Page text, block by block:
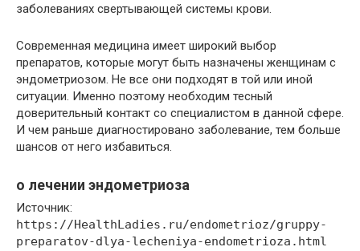
заболеваниях свертывающей системы крови.
Современная медицина имеет широкий выбор
препаратов, которые могут быть назначены женщинам с
эндометриозом. Не все они подходят в той или иной
ситуации. Именно поэтому необходим тесный
доверительный контакт со специалистом в данной сфере.
И чем раньше диагностировано заболевание, тем больше
шансов от него избавиться.
о лечении эндометриоза
Источник:
https://HealthLadies.ru/endometrioz/gruppy-
preparatov-dlya-lecheniya-endometrioza.html